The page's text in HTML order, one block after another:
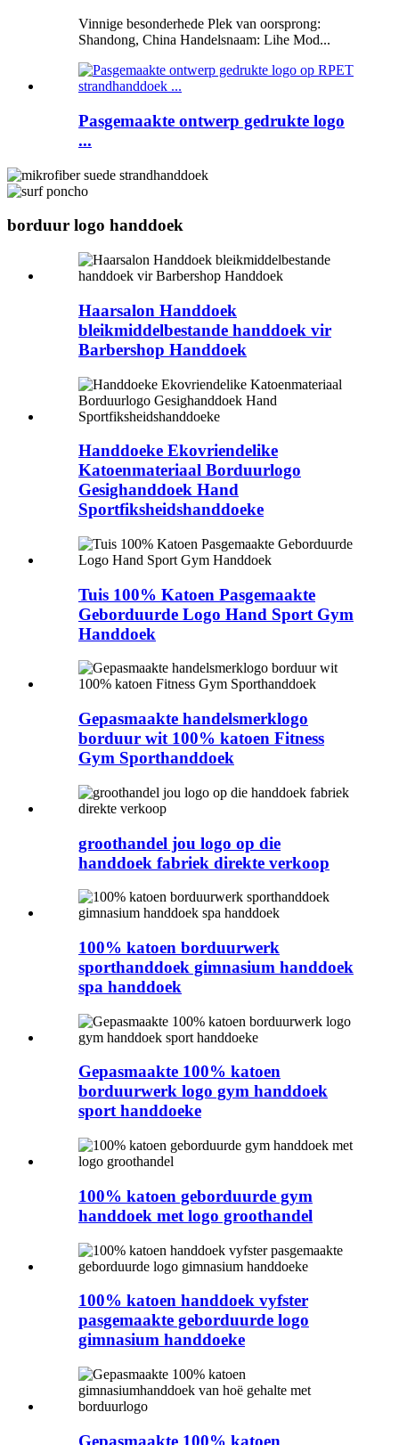
Vinnige besonderhede Plek van oorsprong:
Shandong, China Handelsnaam: Lihe Mod...
Pasgemaakte ontwerp gedrukte logo
...
borduur logo handdoek
Haarsalon Handdoek
bleikmiddelbestande handdoek vir
Barbershop Handdoek
Handdoeke Ekovriendelike
Katoenmateriaal Borduurlogo
Gesighanddoek Hand
Sportfiksheidshanddoeke
Tuis 100% Katoen Pasgemaakte
Geborduurde Logo Hand Sport Gym
Handdoek
Gepasmaakte handelsmerklogo
borduur wit 100% katoen Fitness
Gym Sporthanddoek
groothandel jou logo op die
handdoek fabriek direkte verkoop
100% katoen borduurwerk
sporthanddoek gimnasium handdoek
spa handdoek
Gepasmaakte 100% katoen
borduurwerk logo gym handdoek
sport handdoeke
100% katoen geborduurde gym
handdoek met logo groothandel
100% katoen handdoek vyfster
pasgemaakte geborduurde logo
gimnasium handdoeke
Gepasmaakte 100% katoen